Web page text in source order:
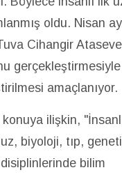
oldu. Nisan
Cihangir
amaçlanıyor.
konuya ilişkin,
biyoloji, tıp,
bilim